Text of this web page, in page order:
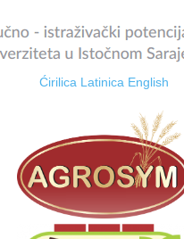
Ćirilica Latinica English